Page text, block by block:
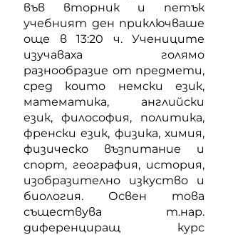
във вторник и петък
учебният ден приключваше
още в 13:20 ч. Учениците
изучаваха голямо
разнообразие от предмети,
сред които немски език,
математика, английски
език, философия, политика,
френски език, физика, химия,
физическо възпитание и
спорт, география, история,
изобразително изкуство и
биология. Освен това
съществува т.нар.
диференциращ курс